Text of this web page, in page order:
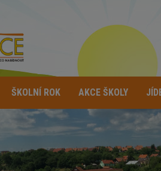
ŠKOLNÍ ROK AKCE ŠKOLY